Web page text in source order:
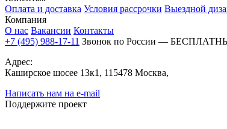
Оплата и доставка Условия рассрочки Выездной
Компания
О нас Вакансии Контакты
+7 (495) 988-17-11 Звонок по России —
Адрес:
Каширское шосее 13к1, 115478 Москва,
Написать нам на e-mail
Поддержите проект